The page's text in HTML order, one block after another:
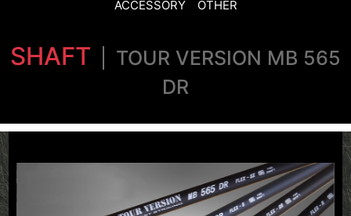
ACCESSORY
OTHER
SHAFT
TOUR VERSION MB 565
DR